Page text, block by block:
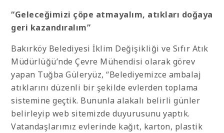
“Geleceğimizi çöpe atmayalım, atıkları doğaya
geri kazandıralım”
Bakırköy Belediyesi İklim Değişikliği ve Sıfır Atık
Müdürlüğü’nde Çevre Mühendisi olarak görev
yapan Tuğba Güleryüz, “Belediyemizce ambalaj
atıklarını düzenli bir şekilde evlerden toplama
sistemine geçtik. Bununla alakalı belirli günler
belirleyip web sitemizde duyurusunu yaptık.
Vatandaşlarımız evlerinde kağıt, karton, plastik